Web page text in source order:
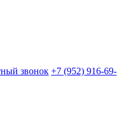
звонок +7 (952) 916-69-